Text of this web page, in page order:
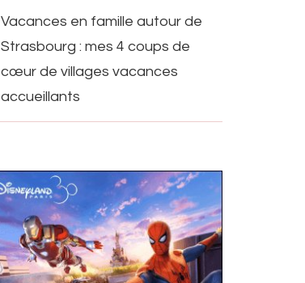
Vacances en famille autour de
Strasbourg : mes 4 coups de
cœur de villages vacances
accueillants